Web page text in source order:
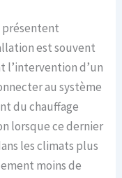
présentent
est souvent
l’intervention d’un
au système
du chauffage
lorsque ce dernier
les climats plus
moins de